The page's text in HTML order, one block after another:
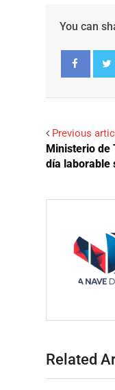
You can
Previous
Ministerio de
día laborable
Related